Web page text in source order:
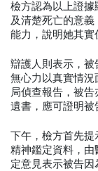
檢方認為以上證據
及清楚死亡的意
能力，說明她其實
辯護人則表示，被
無心力以真實情
局偵查報告，被
遺書，應可證明被
下午，檢方首先提
精神鑑定資料，
定意見表示被告